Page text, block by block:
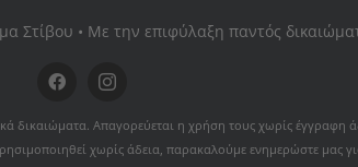
Στίβου • Με την επιφύλαξη παντός
δικαιώματα. Απαγορεύεται η χρήση τους χωρίς έγγραφη
χωρίς άδεια, παρακαλούμε ενημερώστε μας